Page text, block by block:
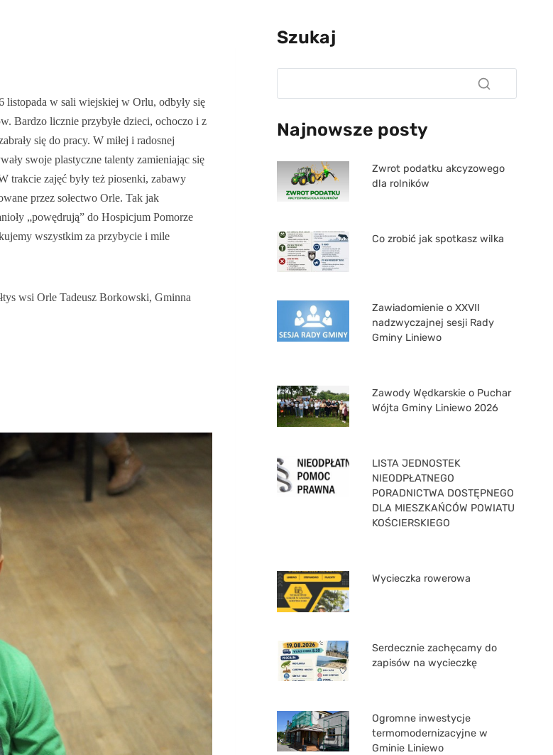
listopada w sali wiejskiej w Orlu, odbyły się
Bardzo licznie przybyłe dzieci, ochoczo i z
się do pracy. W miłej i radosnej
swoje plastyczne talenty zamieniając się
trakcie zajęć były też piosenki, zabawy
przez sołectwo Orle. Tak jak
„powędrują” do Hospicjum Pomorze
wszystkim za przybycie i mile
wsi Orle Tadeusz Borkowski, Gminna
Szukaj
Najnowsze posty
Zwrot podatku akcyzowego
dla rolników
Co zrobić jak spotkasz wilka
Zawiadomienie o XXVII
nadzwyczajnej sesji Rady
Gminy Liniewo
Zawody Wędkarskie o Puchar
Wójta Gminy Liniewo 2026
LISTA JEDNOSTEK
NIEODPŁATNEGO
PORADNICTWA DOSTĘPNEGO
DLA MIESZKAŃCÓW POWIATU
KOŚCIERSKIEGO
Wycieczka rowerowa
Serdecznie zachęcamy do
zapisów na wycieczkę
Ogromne inwestycje
termomodernizacyjne w
Gminie Liniewo